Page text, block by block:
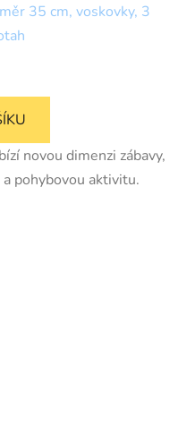
35 cm, voskovky, 3
novou dimenzi zábavy,
pohybovou aktivitu.